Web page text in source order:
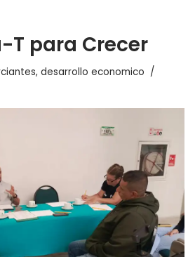
T para Crecer
, desarrollo economico